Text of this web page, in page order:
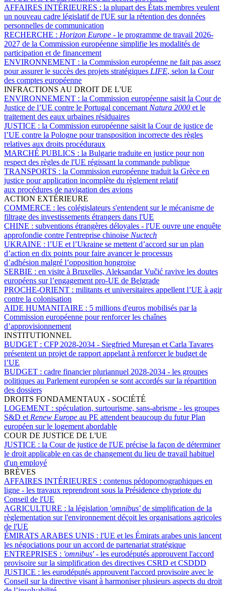
AFFAIRES INTÉRIEURES : la plupart des États membres veulent
un nouveau cadre législatif de l'UE sur la rétention des données
personnelles de communication
RECHERCHE : Horizon Europe - le programme de travail 2026-
2027 de la Commission européenne simplifie les modalités de
participation et de financement
ENVIRONNEMENT : la Commission européenne ne fait pas assez
pour assurer le succès des projets stratégiques LIFE, selon la Cour
des comptes européenne
INFRACTIONS AU DROIT DE L'UE
ENVIRONNEMENT : la Commission européenne saisit la Cour de
Justice de l’UE contre le Portugal concernant Natura 2000 et le
traitement des eaux urbaines résiduaires
JUSTICE : la Commission européenne saisit la Cour de justice de
l’UE contre la Pologne pour transposition incorrecte des règles
relatives aux droits procéduraux
MARCHÉ PUBLICS : la Bulgarie traduite en justice pour non
respect des règles de l'UE régissant la commande publique
TRANSPORTS : la Commission européenne traduit la Grèce en
justice pour application incomplète du règlement relatif
aux procédures de navigation des avions
ACTION EXTÉRIEURE
COMMERCE : les colégislateurs s'entendent sur le mécanisme de
filtrage des investissements étrangers dans l'UE
CHINE : subventions étrangères déloyales - l'UE ouvre une enquête
approfondie contre l'entreprise chinoise Nuctech
UKRAINE : l’UE et l’Ukraine se mettent d’accord sur un plan
d’action en dix points pour faire avancer le processus
d’adhésion malgré l’opposition hongroise
SERBIE : en visite à Bruxelles, Aleksandar Vučić ravive les doutes
européens sur l’engagement pro-UE de Belgrade
PROCHE-ORIENT : militants et universitaires appellent l’UE à agir
contre la colonisation
AIDE HUMANITAIRE : 5 millions d'euros mobilisés par la
Commission européenne pour renforcer les chaînes
d’approvisionnement
INSTITUTIONNEL
BUDGET : CFP 2028-2034 - Siegfried Mureşan et Carla Tavares
présentent un projet de rapport appelant à renforcer le budget de
l’UE
BUDGET : cadre financier pluriannuel 2028-2034 - les groupes
politiques au Parlement européen se sont accordés sur la répartition
des dossiers
DROITS FONDAMENTAUX - SOCIÉTÉ
LOGEMENT : spéculation, surtourisme, sans-abrisme - les groupes
S&D et Renew Europe au PE attendent beaucoup du futur Plan
européen sur le logement abordable
COUR DE JUSTICE DE L'UE
JUSTICE : la Cour de justice de l'UE précise la façon de déterminer
le droit applicable en cas de changement du lieu de travail habituel
d'un employé
BRÈVES
AFFAIRES INTÉRIEURES : contenus pédopornographiques en
ligne - les travaux reprendront sous la Présidence chypriote du
Conseil de l'UE
AGRICULTURE : la législation 'omnibus'de simplification de la
règlementation sur l'environnement déçoit les organisations agricoles
de l'UE
ÉMIRATS ARABES UNIS : l'UE et les Émirats arabes unis lancent
les négociations pour un accord de partenariat stratégique
ENTREPRISES : 'omnibus'- les eurodéputés approuvent l'accord
provisoire sur la simplification des directives CSRD et CSDDD
JUSTICE : les eurodéputés approuvent l'accord provisoire avec le
Conseil sur la directive visant à harmoniser plusieurs aspects du droit